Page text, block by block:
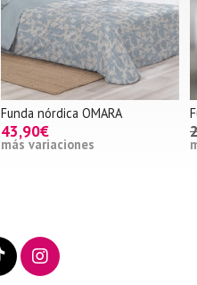
Funda nórdica OMARA
43,90€
más variaciones